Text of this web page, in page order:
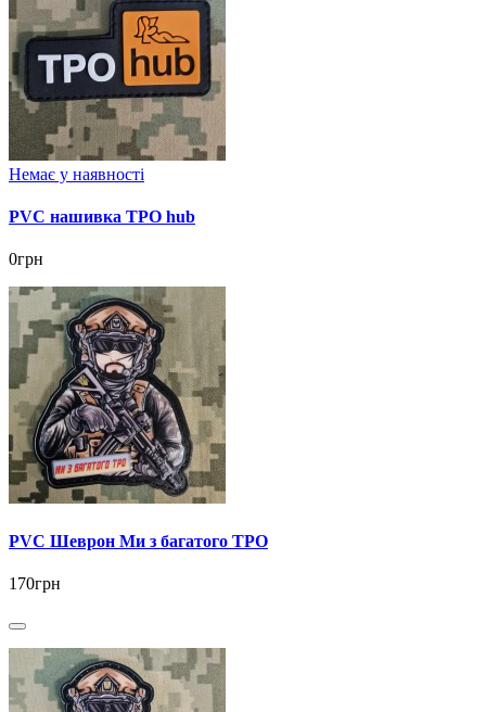
Немає у наявності
PVC нашивка ТРО hub
0грн
PVC Шеврон Ми з багатого ТРО
170грн